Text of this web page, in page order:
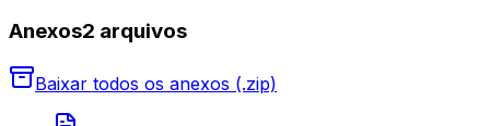
Anexos2 arquivos
Baixar todos os anexos (.zip)